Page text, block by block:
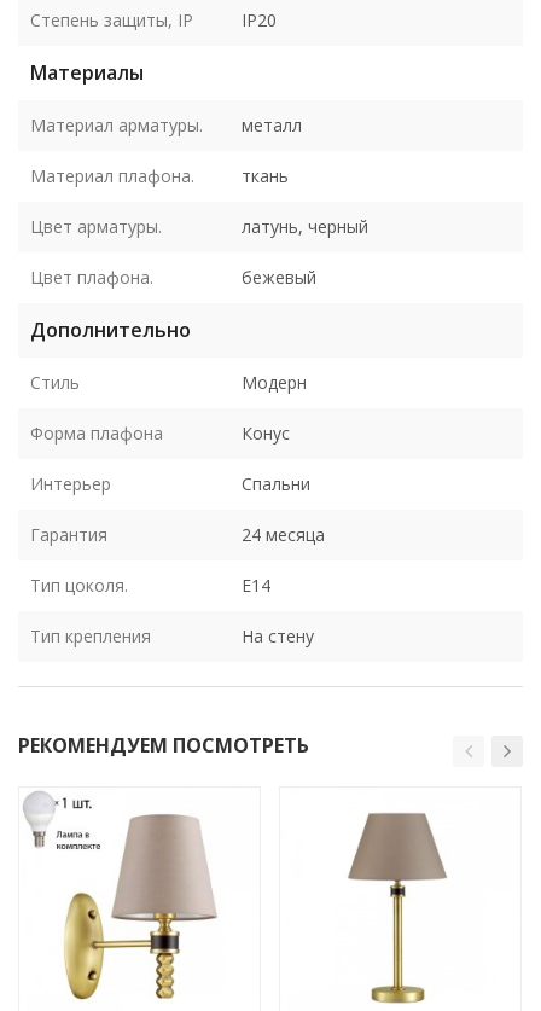
Степень защиты, IP IP20
Материалы
Материал арматуры. металл
Материал плафона. ткань
Цвет арматуры. латунь, черный
Цвет плафона. бежевый
Дополнительно
Стиль Модерн
Форма плафона Конус
Интерьер Спальни
Гарантия 24 месяца
Тип цоколя. E14
Тип крепления На стену
РЕКОМЕНДУЕМ ПОСМОТРЕТЬ